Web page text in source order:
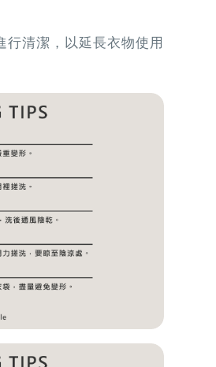
清潔，以延長衣物使用